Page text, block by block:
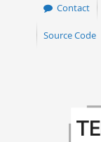
Contact
Source Code